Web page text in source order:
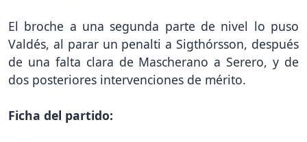
El broche a una segunda parte de nivel lo puso
Valdés, al parar un penalti a Sigthórsson, después
de una falta clara de Mascherano a Serero, y de
dos posteriores intervenciones de mérito.
Ficha del partido: